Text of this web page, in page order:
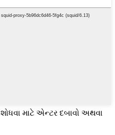
શોધવા માટે એન્ટર દબાવો અથવા